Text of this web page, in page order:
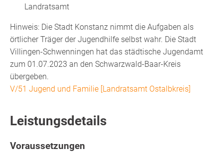
Landratsamt
Hinweis: Die Stadt Konstanz nimmt die Aufgaben als
örtlicher Träger der Jugendhilfe selbst wahr. Die Stadt
Villingen-Schwenningen hat das städtische Jugendamt
zum 01.07.2023 an den Schwarzwald-Baar-Kreis
übergeben.
V/51 Jugend und Familie [Landratsamt Ostalbkreis]
Leistungsdetails
Voraussetzungen